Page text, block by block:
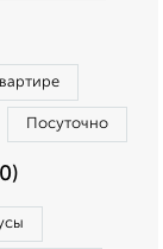
Посуточно